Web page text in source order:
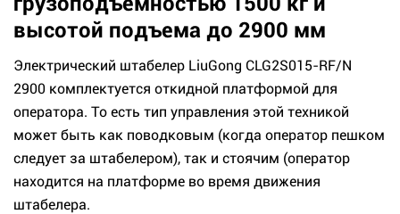
высотой подъема до 2900 мм
Электрический штабелер LiuGong CLG2S015-RF/N
2900 комплектуется откидной платформой для
оператора. То есть тип управления этой техникой
может быть как поводковым (когда оператор пешком
следует за штабелером), так и стоячим (оператор
находится на платформе во время движения
штабелера.